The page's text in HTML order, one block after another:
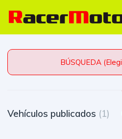
Vehículos publicados (1)